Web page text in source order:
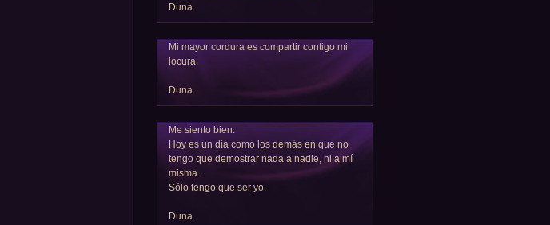
Duna
Mi mayor cordura es compartir contigo mi
locura.
Duna
Me siento bien.
Hoy es un día como los demás en que no
tengo que demostrar nada a nadie, ni a mí
misma.
Sólo tengo que ser yo.
Duna